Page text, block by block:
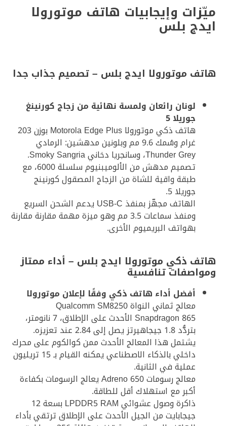
ميّزات وإيجابيات هاتف موتورولا
ايدج بلس
هاتف موتورولا ايدج بلس – تصميم جذاب جدا
لونان رائعان ولمسة نهائية من زجاج كورنينغ
جوريلا 5
هاتف ذكي موتورولا Motorola Edge Plus بوزن 203
غرام وسُمك 9.6 مم وبلونين مدهشين: الرمادي
Thunder Grey، وسانجريا دخاني Smoky Sangria.
تصميم مدهش من الألوميبنيوم سلسلة 6000، مع
طبقة واقية للشاة من الزجاج المصقول كورنينج
جوريلا 5.
الهاتف مجهّز بمنفذ USB-C يدعم الشحن السريع
ومنفذ سماعات 3.5 مم وهو ميزة مهمة مقارنة مقارنة
بهواتف البريميوم الأخرى.
هاتف ذكي موتورولا ايدج بلس – أداء ممتاز
ومواصفات تنافسية
أفضل أداء هاتف ذكي وفقًا لإعلان موتورولا
معالج ثماني النواة Qualcomm SM8250
Snapdragon 865 الأحدث على الإطلاق، 7 نانومتر،
بتردُّد 1.8 جيجاهيرتز يصل إلى 2.84 عند تعزيزه.
يشتمل هذا المعالج الأحدث ممن كوالكوم على محرك
داخلي بالذكاء الاصطناعي يمكنه القيام بـ 15 تريليون
عملية في الثانية.
معالج رسومات Adreno 650 يعالج الرسومات بكفاءة
أكبر مع استهلاك أقل للطاقة.
ذاكرة وصول عشوائي LPDDR5 RAM بسعة 12
جيجابايت من الجيل الأحدث على الإطلاق ترتقي بأداء